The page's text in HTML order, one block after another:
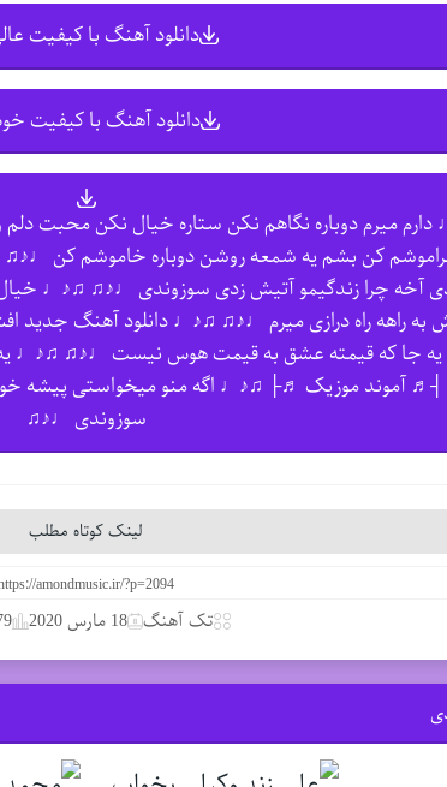
دانلود آهنگ با کیفیت عالی
دانلود آهنگ با کیفیت خوب
میرم دوباره نگاهم نکن ستاره خیال نکن محبت
کن بشم یه شمعه روشن دوباره خاموشم کن
آخه چرا زندگیمو آتیش زدی سوزوندی ♩♪♫ ♫♪♩
راهه راه درازی میرم ♩♪♫ ♫♪♩ دانلود آهنگ جدید
جا که قیمته عشق به قیمت هوس نیست ♩♪♫ ♫♪♩
آموند موزیک ♬├ ♫♪♩ اگه منو میخواستی پیشه
سوزوندی ♩♪♫
لینک کوتاه مطلب
تک آهنگ 18 مارس 2020